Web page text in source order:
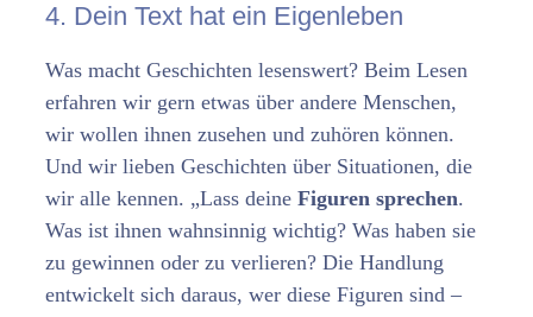
4. Dein Text hat ein Eigenleben
Was macht Geschichten lesenswert? Beim Lesen
erfahren wir gern etwas über andere Menschen,
wir wollen ihnen zusehen und zuhören können.
Und wir lieben Geschichten über Situationen, die
wir alle kennen. „Lass deine Figuren sprechen.
Was ist ihnen wahnsinnig wichtig? Was haben sie
zu gewinnen oder zu verlieren? Die Handlung
entwickelt sich daraus, wer diese Figuren sind –